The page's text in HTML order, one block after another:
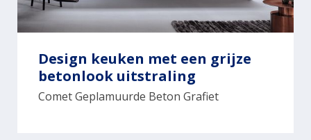
Design keuken met een grijze
betonlook uitstraling
Comet Geplamuurde Beton Grafiet